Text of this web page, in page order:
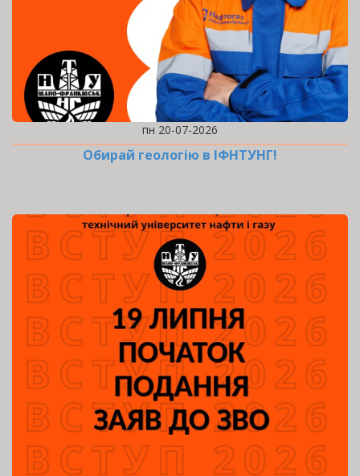
пн 20-07-2026
Обирай геологію в ІФНТУНГ!